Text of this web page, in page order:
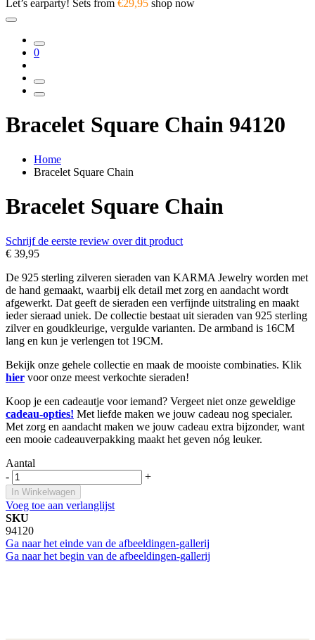
Let’s earparty! Sets from €29,95 shop now
0
Bracelet Square Chain 94120
Home
Bracelet Square Chain
Bracelet Square Chain
Schrijf de eerste review over dit product
€ 39,95
De 925 sterling zilveren sieraden van KARMA Jewelry worden met
de hand gemaakt, waarbij elk detail met zorg en aandacht wordt
afgewerkt. Dat geeft de sieraden een verfijnde uitstraling en maakt
ieder sieraad uniek. De collectie bestaat uit sieraden van 925 sterling
zilver en goudkleurige, vergulde varianten. De armband is 16CM
lang en kun je verlengen tot 19CM.
Bekijk onze gehele collectie en maak de mooiste combinaties. Klik
hier voor onze meest verkochte sieraden!
Koop je een cadeautje voor iemand? Vergeet niet onze geweldige
cadeau-opties! Met liefde maken we jouw cadeau nog specialer.
Met zorg en aandacht maken we jouw cadeau extra bijzonder, want
een mooie cadeauverpakking maakt het geven nóg leuker.
Aantal
-
+
In Winkelwagen
Voeg toe aan verlanglijst
SKU
94120
Ga naar het einde van de afbeeldingen-gallerij
Ga naar het begin van de afbeeldingen-gallerij